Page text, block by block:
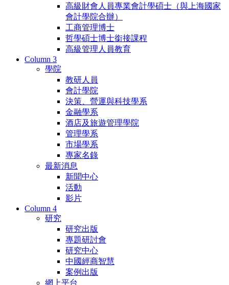
高級財會人員專業會計學碩士（與上海國家
會計學院合辦）
工商管理博士
哲學碩士博士銜接課程
高級管理人員教育
Column 3
學院
教研人員
會計學院
決策、營運與科技學系
金融學系
酒店及旅遊管理學院
管理學系
市場學系
專家名錄
最新消息
新聞中心
活動
影片
Column 4
研究
研究出版
專題研討會
研究中心
中國經商智慧
案例出版
網上平台